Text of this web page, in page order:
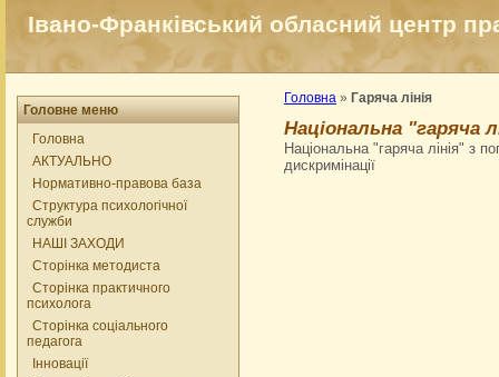
Івано-Франківський обласний центр
Головне меню
Головна
АКТУАЛЬНО
Нормативно-правова база
Структура психологічної
служби
НАШІ ЗАХОДИ
Сторінка методиста
Сторінка практичного
психолога
Сторінка соціального
педагога
Інновації
Головна » Гаряча лінія
Національна "гаряча
Національна "гаряча лінія" з
дискримінації